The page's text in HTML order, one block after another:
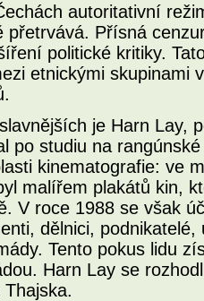
autoritativní
přetrvává. Přísná
politické kritiky.
etnickými skupinami
je Harn Lay,
po studiu na
kinematografie: ve
malířem plakátů kin,
V roce 1988 se však
dělnici,
Tento pokus lidu
Harn Lay se